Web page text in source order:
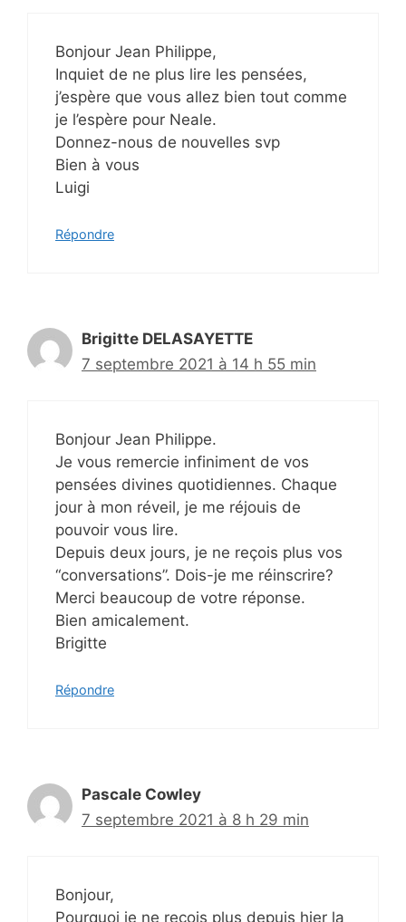
Bonjour Jean Philippe,
Inquiet de ne plus lire les pensées,
j’espère que vous allez bien tout comme
je l’espère pour Neale.
Donnez-nous de nouvelles svp
Bien à vous
Luigi
Répondre
Brigitte DELASAYETTE
7 septembre 2021 à 14 h 55 min
Bonjour Jean Philippe.
Je vous remercie infiniment de vos
pensées divines quotidiennes. Chaque
jour à mon réveil, je me réjouis de
pouvoir vous lire.
Depuis deux jours, je ne reçois plus vos
“conversations”. Dois-je me réinscrire?
Merci beaucoup de votre réponse.
Bien amicalement.
Brigitte
Répondre
Pascale Cowley
7 septembre 2021 à 8 h 29 min
Bonjour,
Pourquoi je ne reçois plus depuis hier la